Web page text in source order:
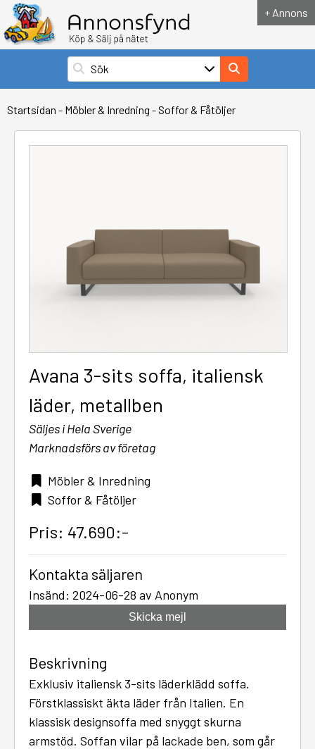
+ Annons
Startsidan - Möbler & Inredning -Soffor & Fåtöljer
Avana 3-sits soffa, italiensk
läder, metallben
Säljes i Hela Sverige
Marknadsförs av företag
Möbler & Inredning
Soffor & Fåtöljer
Pris: 47.690:-
Kontakta säljaren
Insänd: 2024-06-28 av Anonym
Skicka mejl
Beskrivning
Exklusiv italiensk 3-sits läderklädd soffa.
Förstklassiskt äkta läder från Italien. En
klassisk designsoffa med snyggt skurna
armstöd. Soffan vilar på lackade ben, som går